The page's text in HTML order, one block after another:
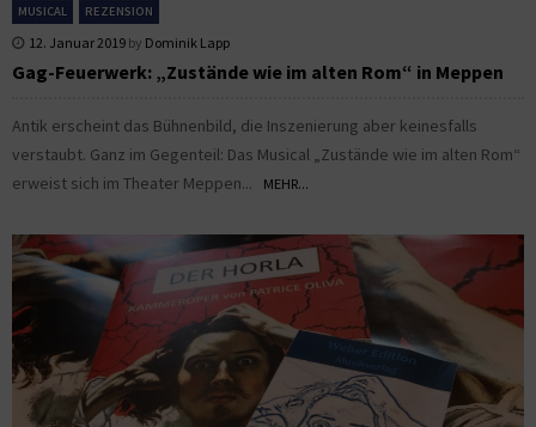
MUSICAL REZENSION
12. Januar 2019 by Dominik Lapp
Gag-Feuerwerk: „Zustände wie im alten Rom“ in Meppen
Antik erscheint das Bühnenbild, die Inszenierung aber keinesfalls
verstaubt. Ganz im Gegenteil: Das Musical „Zustände wie im alten Rom“
erweist sich im Theater Meppen...
MEHR...